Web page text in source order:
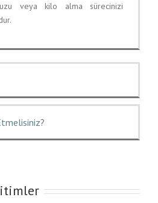
veya kilo alma sürecinizi